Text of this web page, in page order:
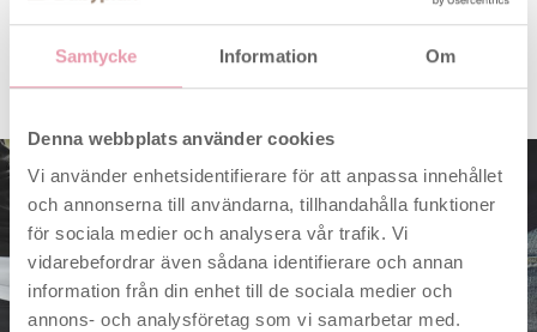
Samtycke Information Om
Denna webbplats använder cookies
Vi använder enhetsidentifierare för att anpassa innehållet
och annonserna till användarna, tillhandahålla funktioner
för sociala medier och analysera vår trafik. Vi
vidarebefordrar även sådana identifierare och annan
information från din enhet till de sociala medier och
annons- och analysföretag som vi samarbetar med.
och som stav. Du kan också välja
Babyplans Digitala Graviditetstest,
som är mycket användarvänligt.
Babydrömmar?
Lägg en plan.